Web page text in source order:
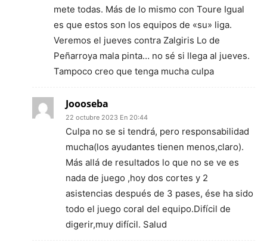
mete todas. Más de lo mismo con Toure Igual
es que estos son los equipos de «su» liga.
Veremos el jueves contra Zalgiris Lo de
Peñarroya mala pinta… no sé si llega al jueves.
Tampoco creo que tenga mucha culpa
Joooseba
22 octubre 2023 En 20:44
Culpa no se si tendrá, pero responsabilidad
mucha(los ayudantes tienen menos,claro).
Más allá de resultados lo que no se ve es
nada de juego ,hoy dos cortes y 2
asistencias después de 3 pases, ése ha sido
todo el juego coral del equipo.Difícil de
digerir,muy difícil. Salud